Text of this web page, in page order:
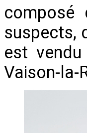
composé
suspects,
est
Vaison-la-